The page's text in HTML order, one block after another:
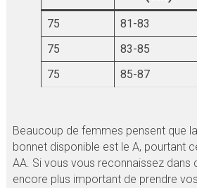
75 81-83
75
83-85
75
85-87
Beaucoup de femmes pensent que
bonnet disponible est le A, pourtant
AA. Si vous vous reconnaissez dans
encore plus important de prendre